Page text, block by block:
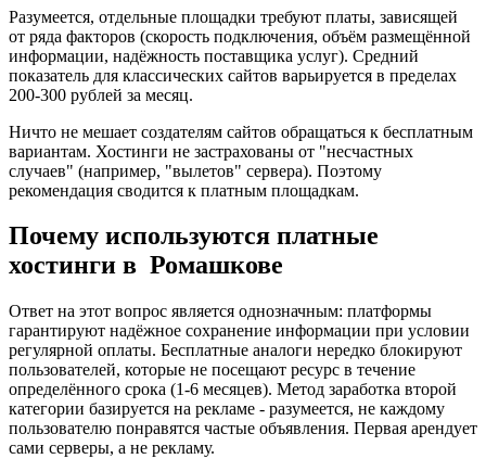
Разумеется, отдельные площадки требуют платы, зависящей
от ряда факторов (скорость подключения, объём размещённой
информации, надёжность поставщика услуг). Средний
показатель для классических сайтов варьируется в пределах
200-300 рублей за месяц.
Ничто не мешает создателям сайтов обращаться к бесплатным
вариантам. Хостинги не застрахованы от "несчастных
случаев" (например, "вылетов" сервера). Поэтому
рекомендация сводится к платным площадкам.
Почему используются платные
хостинги в Ромашкове
Ответ на этот вопрос является однозначным: платформы
гарантируют надёжное сохранение информации при условии
регулярной оплаты. Бесплатные аналоги нередко блокируют
пользователей, которые не посещают ресурс в течение
определённого срока (1-6 месяцев). Метод заработка второй
категории базируется на рекламе - разумеется, не каждому
пользователю понравятся частые объявления. Первая арендует
сами серверы, а не рекламу.